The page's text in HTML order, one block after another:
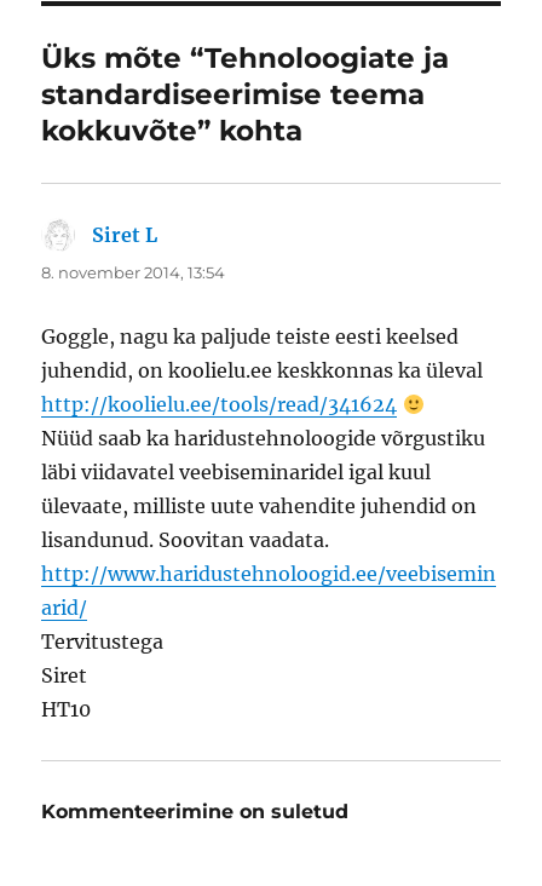
Üks mõte “Tehnoloogiate ja
standardiseerimise teema
kokkuvõte” kohta
Siret L
8. november 2014, 13:54
Goggle, nagu ka paljude teiste eesti keelsed
juhendid, on koolielu.ee keskkonnas ka üleval
http://koolielu.ee/tools/read/341624
Nüüd saab ka haridustehnoloogide võrgustiku
läbi viidavatel veebiseminaridel igal kuul
ülevaate, milliste uute vahendite juhendid on
lisandunud. Soovitan vaadata.
http://www.haridustehnoloogid.ee/veebisemin
arid/
Tervitustega
Siret
HT10
Kommenteerimine on suletud